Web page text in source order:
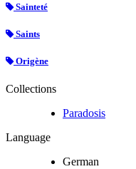
Sainteté
Saints
Origène
Collections
Paradosis
Language
German